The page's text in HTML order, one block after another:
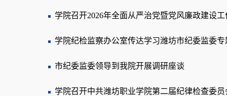
学院召开2026年全面从严治党暨党风廉政建设
学院纪检监察办公室传达学习潍坊市纪委监委
市纪委监委领导到我院开展调研座谈
学院召开中共潍坊职业学院第二届纪律检查委